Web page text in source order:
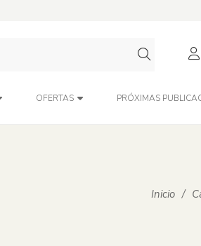
OFERTAS PRÓXIMAS
Inicio /